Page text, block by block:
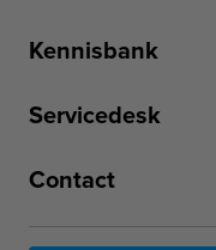
Kennisbank
Servicedesk
Contact